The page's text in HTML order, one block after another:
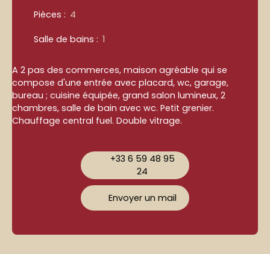
Pièces : 4
Salle de bains : 1
A 2 pas des commerces, maison agréable qui se
compose d'une entrée avec placard, wc, garage,
bureau ; cuisine équipée, grand salon lumineux, 2
chambres, salle de bain avec wc. Petit grenier.
Chauffage central fuel. Double vitrage.
+33 6 59 48 95
24
Envoyer un mail